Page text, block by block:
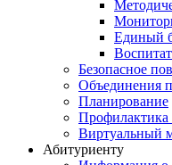
Единый
Безопасное
Объединения
Планирование
Виртуальный
Абитуриенту